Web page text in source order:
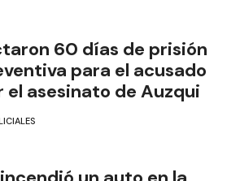
60 días de prisión
para el acusado
el asesinato de Auzqui